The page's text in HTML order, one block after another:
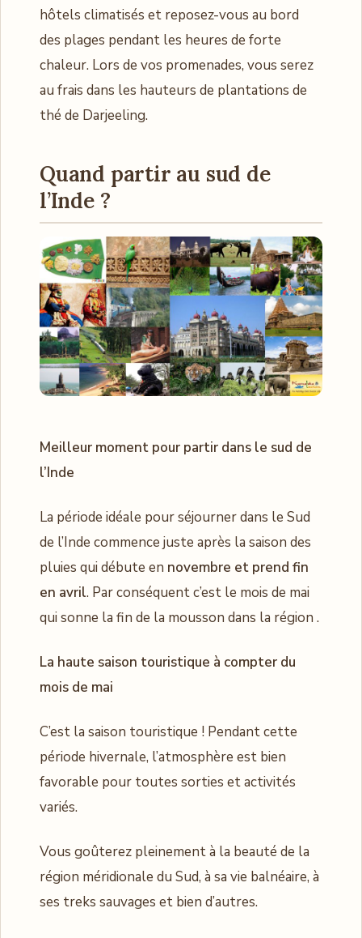
hôtels climatisés et reposez-vous au bord
des plages pendant les heures de forte
chaleur. Lors de vos promenades, vous serez
au frais dans les hauteurs de plantations de
thé de Darjeeling.
Quand partir au sud de
l’Inde ?
Meilleur moment pour partir dans le sud de
l’Inde
La période idéale pour séjourner dans le Sud
de l’Inde commence juste après la saison des
pluies qui débute en novembre et prend fin
en avril. Par conséquent c’est le mois de mai
qui sonne la fin de la mousson dans la région .
La haute saison touristique à compter du
mois de mai
C’est la saison touristique ! Pendant cette
période hivernale, l’atmosphère est bien
favorable pour toutes sorties et activités
variés.
Vous goûterez pleinement à la beauté de la
région méridionale du Sud, à sa vie balnéaire, à
ses treks sauvages et bien d’autres.